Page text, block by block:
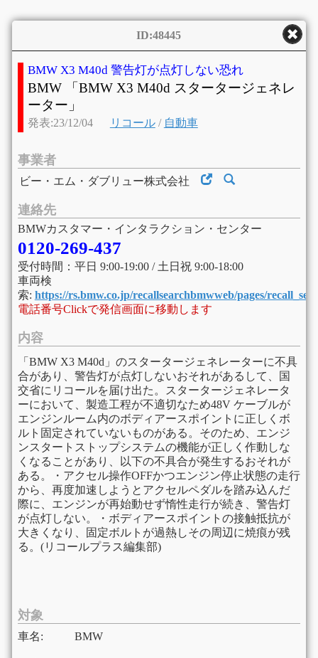
ID:48445
BMW X3 M40d 警告灯が点灯しない恐れ
BMW 「BMW X3 M40d スタータージェネレ
ーター」
発表:23/12/04 リコール/ 自動車
事業者
ビー・エム・ダブリュー株式会社
連絡先
BMWカスタマー・インタラクション・センター
0120-269-437
受付時間：平日 9:00-19:00 / 土日祝 9:00-18:00
車両検
索: https://rs.bmw.co.jp/recallsearchbmwweb/pages/
電話番号Clickで発信画面に移動します
内容
「BMW X3 M40d」のスタータージェネレーターに不具
合があり、警告灯が点灯しないおそれがあるして、国
交省にリコールを届け出た。スタータージェネレータ
ーにおいて、製造工程が不適切なため48V ケーブルが
エンジンルーム内のボディアースポイントに正しくボ
ルト固定されていないものがある。そのため、エンジ
ンスタートストップシステムの機能が正しく作動しな
くなることがあり、以下の不具合が発生するおそれが
ある。・アクセル操作OFFかつエンジン停止状態の走行
から、再度加速しようとアクセルペダルを踏み込んだ
際に、エンジンが再始動せず惰性走行が続き、警告灯
が点灯しない。・ボディアースポイントの接触抵抗が
大きくなり、固定ボルトが過熱しその周辺に焼痕が残
る。(リコールプラス編集部)
対象
車名: BMW